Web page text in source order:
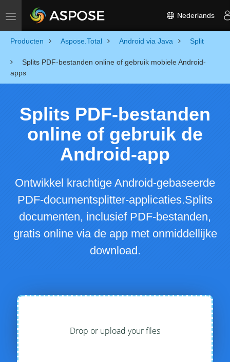
Toggle navigation Nederlands
Producten Aspose.Total Android via Java Split
Splits PDF-bestanden online of gebruik mobiele Android-
apps
Splits PDF-bestanden
online of gebruik de
Android-app
Ontwikkel krachtige Android-gebaseerde
PDF-documentsplitter-applicaties.Splits
documenten, inclusief PDF-bestanden,
gratis online via de app met onmiddellijke
download.